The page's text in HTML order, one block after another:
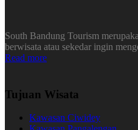
South Bandung Tourism
berwisata atau sekedar ingin
Read more
Tujuan Wisata
Kawasan Ciwidey